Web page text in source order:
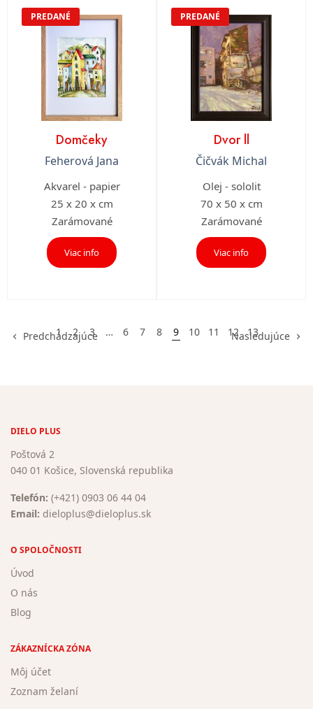
PREDANÉ
Domčeky
Feherová Jana
Akvarel - papier
25 x 20 x cm
Zarámované
Viac info
PREDANÉ
Dvor ll
Čičvák Michal
Olej - sololit
70 x 50 x cm
Zarámované
Viac info
Predchádzajúce
1 2 3 … 6 7 8 9 10 11 12 13
Nasledujúce
DIELO PLUS
Poštová 2
040 01 Košice, Slovenská republika
Telefón: (+421) 0903 06 44 04
Email: dieloplus@dieloplus.sk
O SPOLOČNOSTI
Úvod
O nás
Blog
ZÁKAZNÍCKA ZÓNA
Môj účet
Zoznam želaní